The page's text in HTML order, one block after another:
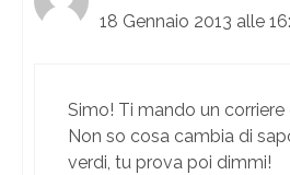
18 Gennaio 2013 alle
Simo! Ti mando un corriere
Non so cosa cambia di
verdi, tu prova poi dimmi!